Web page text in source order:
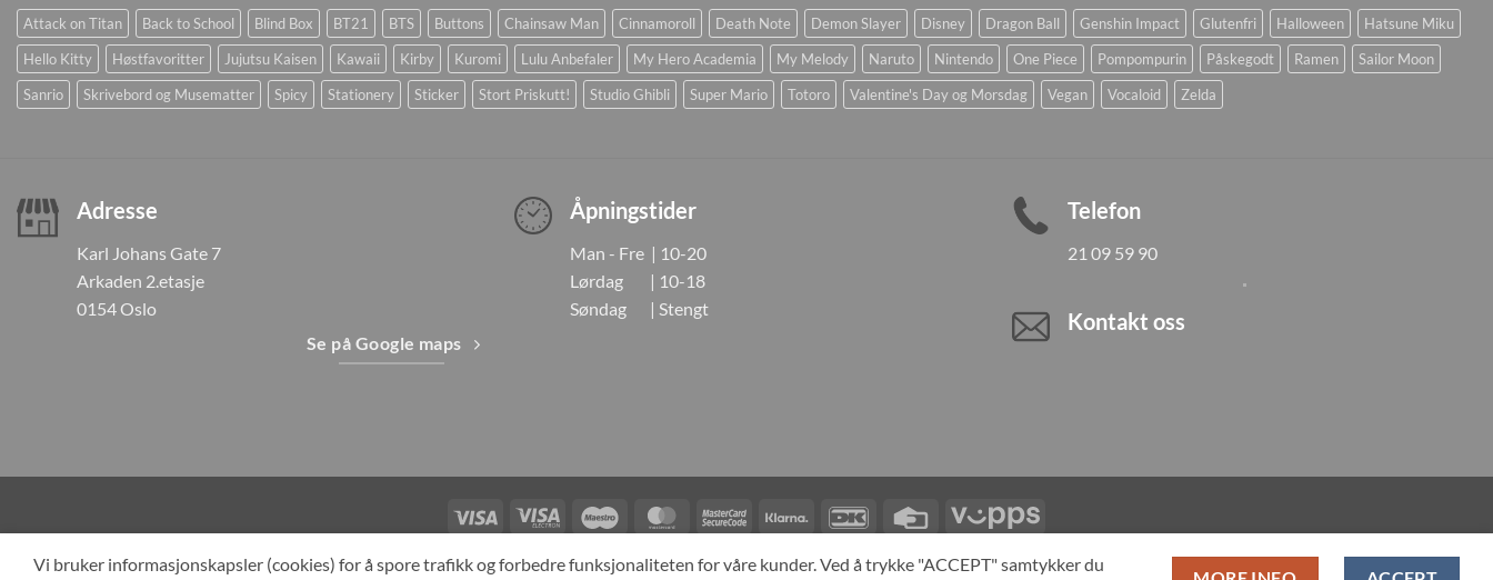
Attack on Titan Back to School Blind Box BT21 BTS Buttons Chainsaw Man Cinnamoroll Death Note Demon Slayer Disney Dragon Ball Genshin Impact Glutenfri Halloween
Hatsune Miku
Hello Kitty
Høstfavoritter Jujutsu Kaisen Kawaii Kirby Kuromi Lulu Anbefaler My Hero Academia My Melody Naruto Nintendo One Piece Pompompurin Påskegodt Ramen
Sailor Moon
Sanrio
Skrivebord og Musematter Spicy Stationery Sticker Stort Priskutt! Studio Ghibli Super Mario Totoro Valentine's Day og Morsdag Vegan Vocaloid Zelda
Adresse
Karl Johans Gate 7
Arkaden 2.etasje
0154 Oslo
Se på Google maps
Åpningstider
Man - Fre | 10-20
Lørdag | 10-18
Søndag | Stengt
Telefon
21 09 59 90
Kontakt oss
Visa
Visa
Electron
Maestro MasterCardMasterCard
2
Klarna DanKort
Credit
Card
Vipps
TILBAKEKALLINGER KONTAKT OSS OM OSS SPESIALBESTILLING MIN KONTO ALL PRODUCTS
Vi bruker informasjonskapsler (cookies) for å spore trafikk og forbedre funksjonaliteten for våre kunder. Ved å trykke "ACCEPT" samtykker du